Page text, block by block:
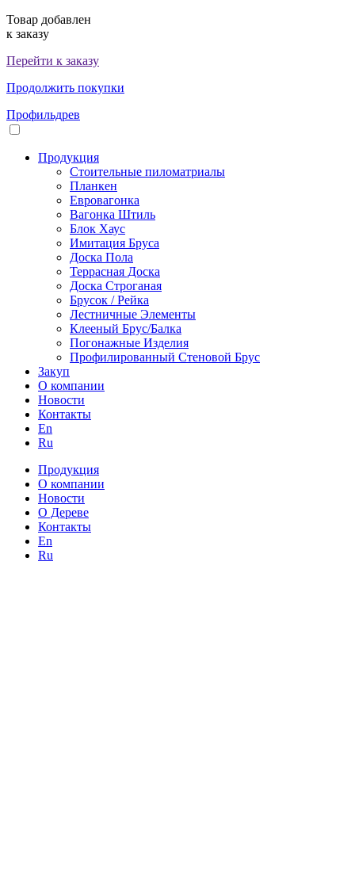
Товар добавлен
к заказу
Перейти к заказу
Продолжить покупки
Профильдрев
Продукция
Стоительные пиломатриалы
Планкен
Евровагонка
Вагонка Штиль
Блок Хаус
Имитация Бруса
Доска Пола
Террасная Доска
Доска Строганая
Брусок / Рейка
Лестничные Элементы
Клееный Брус/Балка
Погонажные Изделия
Профилированный Стеновой Брус
Закуп
О компании
Новости
Контакты
En
Ru
Продукция
О компании
Новости
О Дереве
Контакты
En
Ru